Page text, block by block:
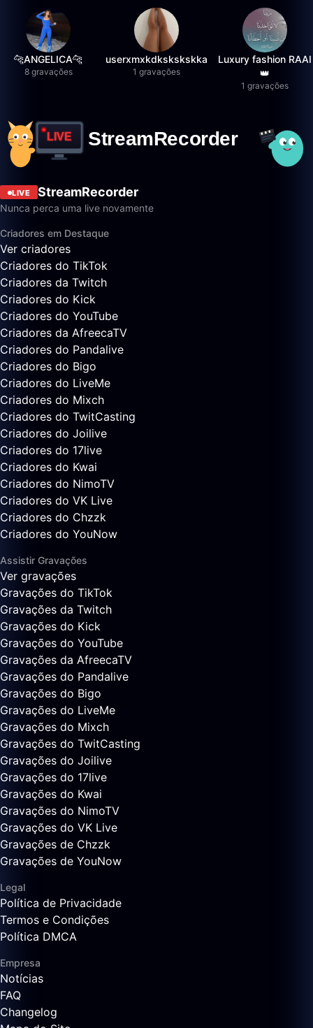
🐆ANGELICA🐆
8 gravações
userxmxkdkskskskka
1 gravações
Luxury fashion RAAI
👑
1 gravações
LIVE StreamRecorder
Nunca perca uma live novamente
Criadores em Destaque
Ver criadores
Criadores do TikTok
Criadores da Twitch
Criadores do Kick
Criadores do YouTube
Criadores da AfreecaTV
Criadores do Pandalive
Criadores do Bigo
Criadores do LiveMe
Criadores do Mixch
Criadores do TwitCasting
Criadores do Joilive
Criadores do 17live
Criadores do Kwai
Criadores do NimoTV
Criadores do VK Live
Criadores do Chzzk
Criadores do YouNow
Assistir Gravações
Ver gravações
Gravações do TikTok
Gravações da Twitch
Gravações do Kick
Gravações do YouTube
Gravações da AfreecaTV
Gravações do Pandalive
Gravações do Bigo
Gravações do LiveMe
Gravações do Mixch
Gravações do TwitCasting
Gravações do Joilive
Gravações do 17live
Gravações do Kwai
Gravações do NimoTV
Gravações do VK Live
Gravações de Chzzk
Gravações de YouNow
Legal
Política de Privacidade
Termos e Condições
Política DMCA
Empresa
Notícias
FAQ
Changelog